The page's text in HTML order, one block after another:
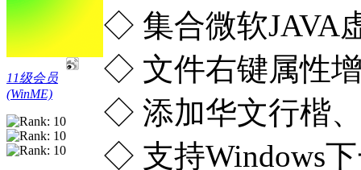
11级会员
(WinME)
◇ 集合微软JAVA
◇ 文件右键属性
◇ 添加华文行楷
◇ 支持Windows